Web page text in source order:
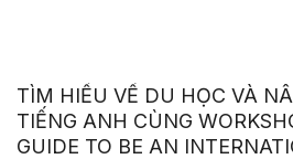
TÌM HIỂU VỀ DU HỌC VÀ
TIẾNG ANH CÙNG
GUIDE TO BE AN